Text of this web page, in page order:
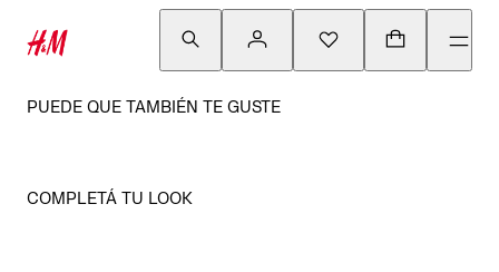
PUEDE QUE TAMBIÉN TE GUSTE
COMPLETÁ TU LOOK